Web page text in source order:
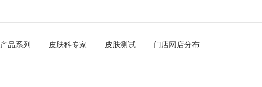
产品系列 皮肤科专家 皮肤测试 门店网店分布